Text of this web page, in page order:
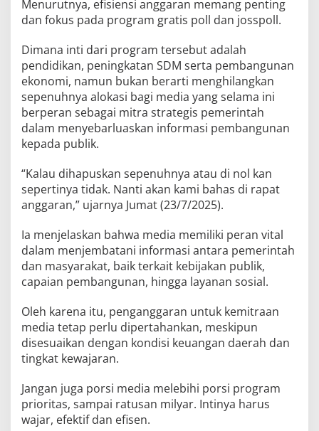
Menurutnya, efisiensi anggaran memang penting
dan fokus pada program gratis poll dan josspoll.
Dimana inti dari program tersebut adalah
pendidikan, peningkatan SDM serta pembangunan
ekonomi, namun bukan berarti menghilangkan
sepenuhnya alokasi bagi media yang selama ini
berperan sebagai mitra strategis pemerintah
dalam menyebarluaskan informasi pembangunan
kepada publik.
“Kalau dihapuskan sepenuhnya atau di nol kan
sepertinya tidak. Nanti akan kami bahas di rapat
anggaran,” ujarnya Jumat (23/7/2025).
Ia menjelaskan bahwa media memiliki peran vital
dalam menjembatani informasi antara pemerintah
dan masyarakat, baik terkait kebijakan publik,
capaian pembangunan, hingga layanan sosial.
Oleh karena itu, penganggaran untuk kemitraan
media tetap perlu dipertahankan, meskipun
disesuaikan dengan kondisi keuangan daerah dan
tingkat kewajaran.
Jangan juga porsi media melebihi porsi program
prioritas, sampai ratusan milyar. Intinya harus
wajar, efektif dan efisen.